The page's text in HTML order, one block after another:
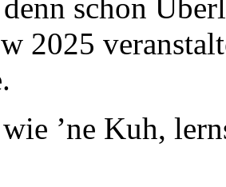
schon
2025
’ne Kuh,